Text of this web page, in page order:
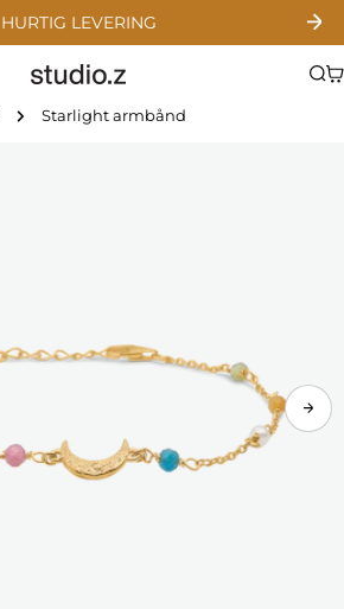
HURTIG LEVERING
Starlight armbånd